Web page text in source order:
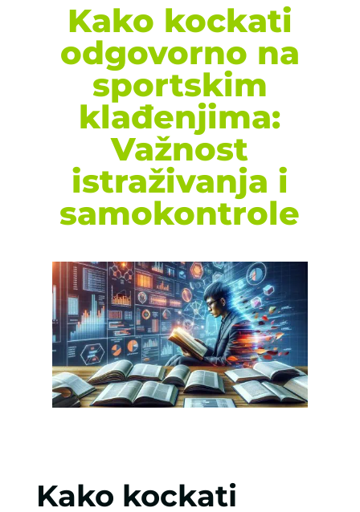
Kako kockati
odgovorno na
sportskim
klađenjima:
Važnost
istraživanja i
samokontrole
Kako kockati